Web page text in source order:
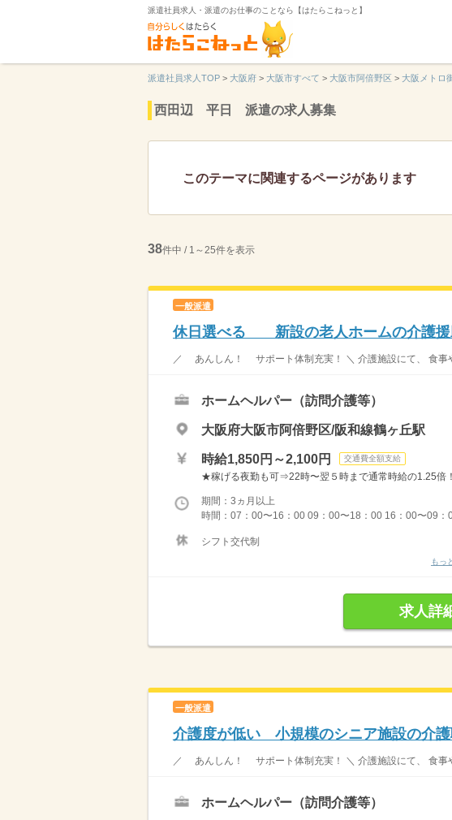
派遣社員求人・派遣のお仕事のことなら【はたらこねっと】
派遣社員求人TOP > 大阪府 > 大阪市すべて > 大阪市阿倍野区 > 大阪メトロ
西田辺 平日 派遣の求人募集
このテーマに関連するページがあります
38件中 / 1～25件を表示
一般派遣
休日選べる 新設の老人ホームの介護援
／ あんしん！ サポート体制充実！ ＼ 介護施設にて、 食事
ホームヘルパー（訪問介護等）
大阪府大阪市阿倍野区/阪和線鶴ヶ丘駅
時給1,850円～2,100円 交通費全額支給
★稼げる夜勤も可⇒22時〜翌５時まで通常時給の1.25倍
期間：3ヵ月以上
時間：07：00〜16：00 09：00〜18：00 16：00〜09
シフト交代制
もっ
求人詳
一般派遣
介護度が低い 小規模のシニア施設の介
／ あんしん！ サポート体制充実！ ＼ 介護施設にて、 食事
ホームヘルパー（訪問介護等）